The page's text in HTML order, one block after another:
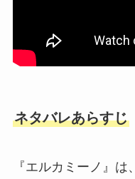
ネタバレあらすじ
『エルカミーノ』は